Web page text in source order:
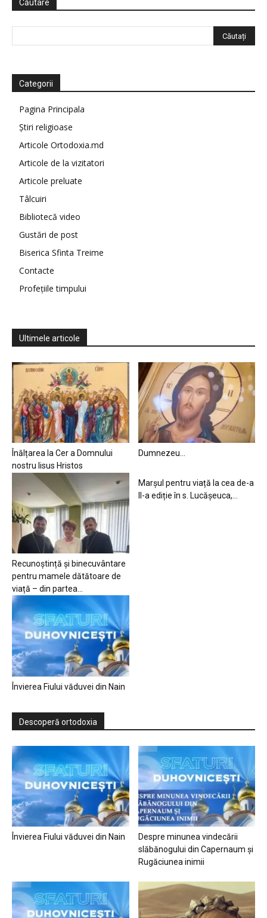
Căutare
Categorii
Pagina Principala
Știri religioase
Articole Ortodoxia.md
Articole de la vizitatori
Articole preluate
Tâlcuiri
Bibliotecă video
Gustări de post
Biserica Sfinta Treime
Contacte
Profețiile timpului
Ultimele articole
Înălțarea la Cer a Domnului
nostru Iisus Hristos
Dumnezeu…
Recunoștință și binecuvântare
pentru mamele dătătoare de
viață – din partea...
Marșul pentru viață la cea de-a
II-a ediție în s. Lucășeuca,...
Învierea Fiului văduvei din Nain
Descoperă ortodoxia
Învierea Fiului văduvei din Nain
Despre minunea vindecării
slăbănogului din Capernaum și
Rugăciunea inimii